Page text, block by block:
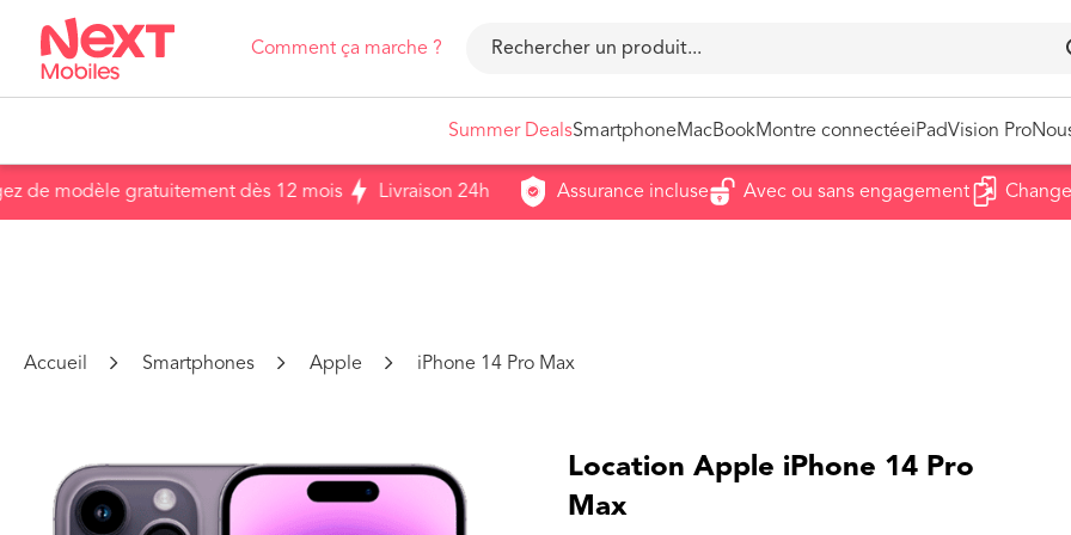
Comment ça marche ?
Summer DealsSmartphone
Smartphones Nos meilleures ventes Déjà
MacBookMontre connectéeiPadVision Pro
modèle gratuitement dès 12 mois Livraison 24h Assurance incluse Avec ou sans engagement Changez
Accueil Smartphones Apple iPhone 14 Pro Max
Location Apple iPhone 14 Pro
Max